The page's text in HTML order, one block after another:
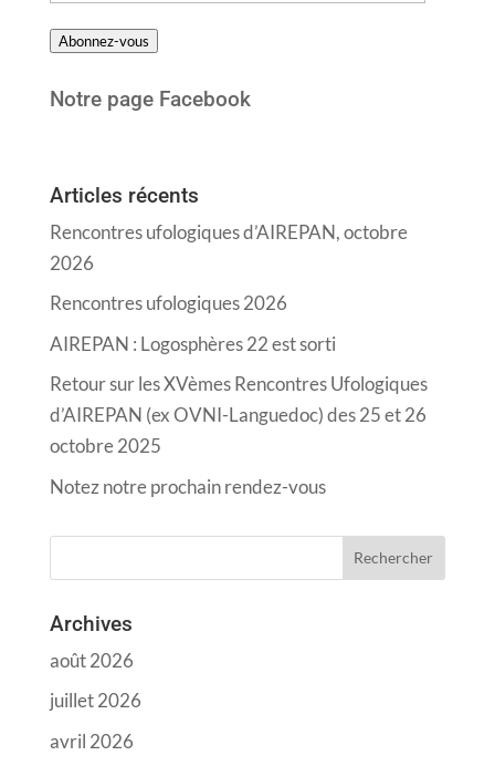
mail
Abonnez-vous
Notre page Facebook
Articles récents
Rencontres ufologiques d’AIREPAN, octobre
2026
Rencontres ufologiques 2026
AIREPAN : Logosphères 22 est sorti
Retour sur les XVèmes Rencontres Ufologiques
d’AIREPAN (ex OVNI-Languedoc) des 25 et 26
octobre 2025
Notez notre prochain rendez-vous
Archives
août 2026
juillet 2026
avril 2026